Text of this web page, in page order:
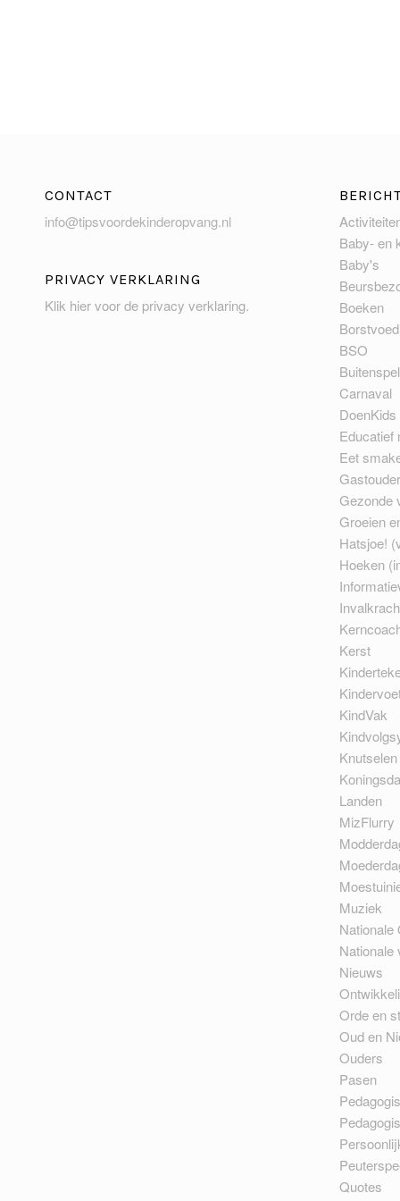
CONTACT
info@tipsvoordekinderopvang.nl
PRIVACY VERKLARING
Klik hier voor de privacy verklaring.
Baby- en
Baby's
Boeken
BSO
Carnaval
Educatief
Eet
Gezonde
Groeien
Hatsjoe!
Hoeken
Kerst
KindVak
Knutselen
Landen
MizFlurry
Muziek
Nationale
Nationale
Nieuws
Orde en
Oud en
Ouders
Pasen
Quotes